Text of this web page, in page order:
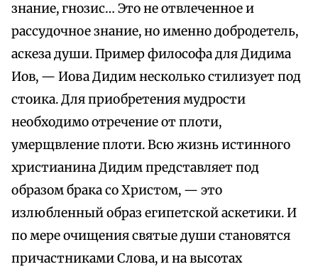
знание, гнозис… Это не отвлеченное и
рассудочное знание, но именно добродетель,
аскеза души. Пример философа для Дидима
Иов, — Иова Дидим несколько стилизует под
стоика. Для приобретения мудрости
необходимо отречение от плоти,
умерщвление плоти. Всю жизнь истинного
христианина Дидим представляет под
образом брака со Христом, — это
излюбленный образ египетской аскетики. И
по мере очищения святые души становятся
причастниками Слова, и на высотах